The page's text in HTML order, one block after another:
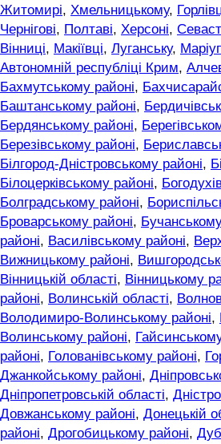
Житомирі, Хмельницькому,
Чернігові, Полтаві, Херсоні,
Вінниці, Макіївці, Луганську,
Автономній республіці Крим,
Бахмутському районі,
Баштанському районі,
Бердянському районі,
Березівському районі,
Білгород-Дністровському районі,
Білоцерківському районі,
Болградському районі,
Броварському районі,
районі, Василівському районі,
Вижницькому районі,
Вінницькій області, Вінницькому
районі, Волинській області,
Володимиро-Волинському районі,
Волинському районі,
районі, Голованівському районі,
Джанкойському районі,
Дніпропетровській області,
Довжанському районі, Донецькій
районі, Дрогобицькому районі,